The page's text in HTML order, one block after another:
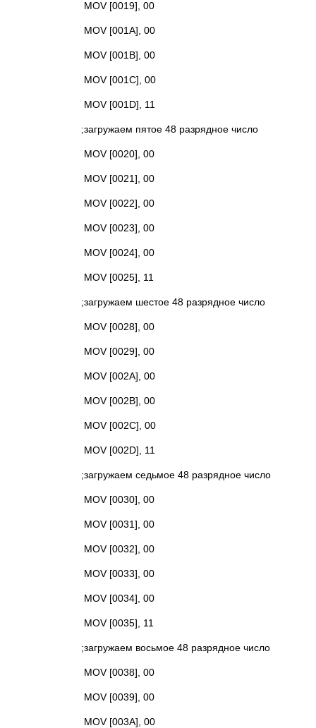
MOV [0019], 00
MOV [001A], 00
MOV [001B], 00
MOV [001C], 00
MOV [001D], 11
;загружаем пятое 48 разрядное число
MOV [0020], 00
MOV [0021], 00
MOV [0022], 00
MOV [0023], 00
MOV [0024], 00
MOV [0025], 11
;загружаем шестое 48 разрядное число
MOV [0028], 00
MOV [0029], 00
MOV [002A], 00
MOV [002B], 00
MOV [002C], 00
MOV [002D], 11
;загружаем седьмое 48 разрядное число
MOV [0030], 00
MOV [0031], 00
MOV [0032], 00
MOV [0033], 00
MOV [0034], 00
MOV [0035], 11
;загружаем восьмое 48 разрядное число
MOV [0038], 00
MOV [0039], 00
MOV [003A], 00